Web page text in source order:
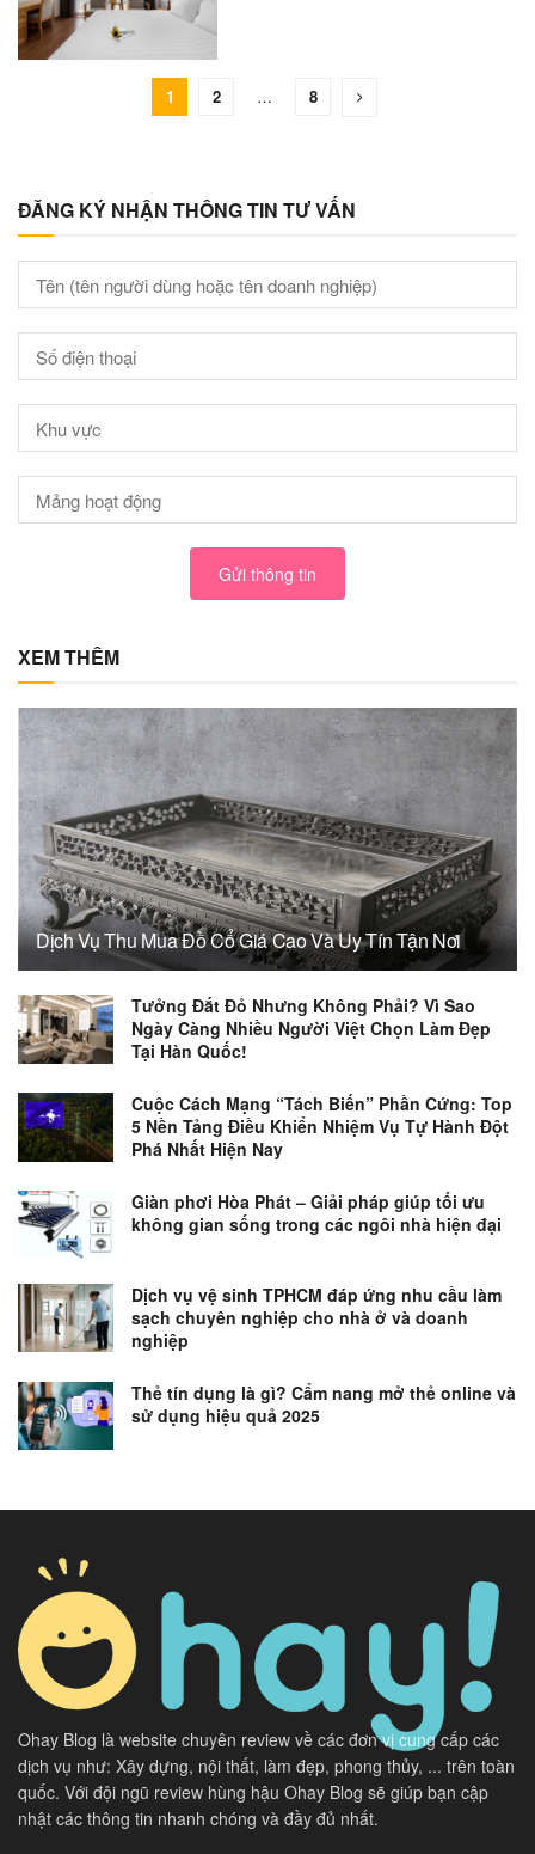
1 2 … 8
ĐĂNG KÝ NHẬN THÔNG TIN TƯ VẤN
Gửi thông tin
XEM THÊM
Dịch Vụ Thu Mua Đồ Cổ Giá Cao Và Uy Tín Tận Nơi
Tưởng Đắt Đỏ Nhưng Không Phải? Vì Sao
Ngày Càng Nhiều Người Việt Chọn Làm Đẹp
Tại Hàn Quốc!
Cuộc Cách Mạng “Tách Biến” Phần Cứng: Top
5 Nền Tảng Điều Khiển Nhiệm Vụ Tự Hành Đột
Phá Nhất Hiện Nay
Giàn phơi Hòa Phát – Giải pháp giúp tối ưu
không gian sống trong các ngôi nhà hiện đại
Dịch vụ vệ sinh TPHCM đáp ứng nhu cầu làm
sạch chuyên nghiệp cho nhà ở và doanh
nghiệp
Thẻ tín dụng là gì? Cẩm nang mở thẻ online và
sử dụng hiệu quả 2025
Ohay Blog là website chuyên review về các đơn vị cung cấp các
dịch vụ như: Xây dựng, nội thất, làm đẹp, phong thủy, ... trên toàn
quốc. Với đội ngũ review hùng hậu Ohay Blog sẽ giúp bạn cập
nhật các thông tin nhanh chóng và đầy đủ nhất.